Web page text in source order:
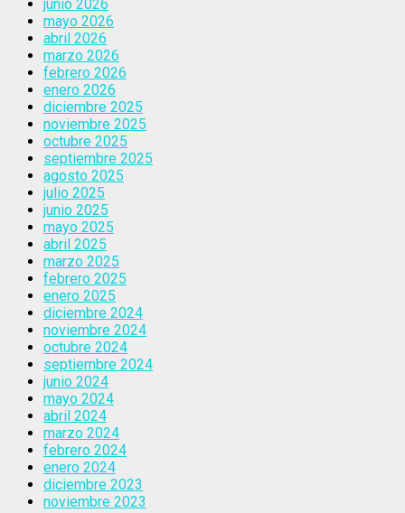
junio 2026
mayo 2026
abril 2026
marzo 2026
febrero 2026
enero 2026
diciembre 2025
noviembre 2025
octubre 2025
septiembre 2025
agosto 2025
julio 2025
junio 2025
mayo 2025
abril 2025
marzo 2025
febrero 2025
enero 2025
diciembre 2024
noviembre 2024
octubre 2024
septiembre 2024
junio 2024
mayo 2024
abril 2024
marzo 2024
febrero 2024
enero 2024
diciembre 2023
noviembre 2023